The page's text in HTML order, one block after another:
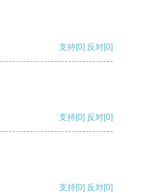
支持[0] 反对[0]
支持[0] 反对[0]
支持[0] 反对[0]